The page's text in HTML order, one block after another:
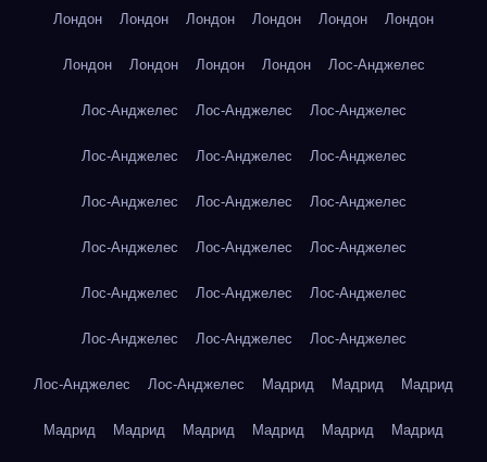
Лондон Лондон Лондон Лондон Лондон Лондон
Лондон Лондон Лондон Лондон Лос-Анджелес
Лос-Анджелес Лос-Анджелес Лос-Анджелес
Лос-Анджелес Лос-Анджелес Лос-Анджелес
Лос-Анджелес Лос-Анджелес Лос-Анджелес
Лос-Анджелес Лос-Анджелес Лос-Анджелес
Лос-Анджелес Лос-Анджелес Лос-Анджелес
Лос-Анджелес Лос-Анджелес Лос-Анджелес
Лос-Анджелес Лос-Анджелес Мадрид Мадрид Мадрид
Мадрид Мадрид Мадрид Мадрид Мадрид Мадрид